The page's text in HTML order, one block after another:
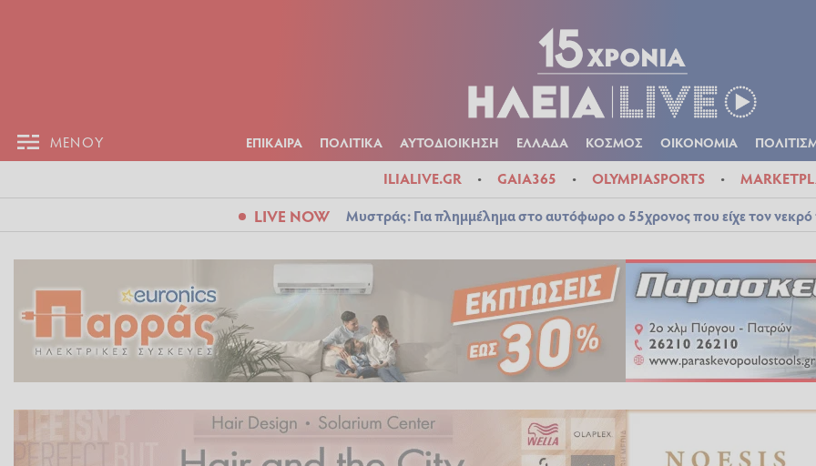
ΜΕΝΟΥ ΕΠΙΚΑΙΡΑ ΠΟΛΙΤΙΚΑ ΑΥΤΟΔΙΟΙΚΗΣΗ ΕΛΛΑΔΑ ΚΟΣΜΟΣ ΟΙΚΟΝΟΜΙΑ
ILIALIVE.GR GAIA365 OLYMPIASPORTS
LIVE NOW Μυστράς: Για πλημμέλημα στο αυτόφωρο ο 55χρονος που είχε τον